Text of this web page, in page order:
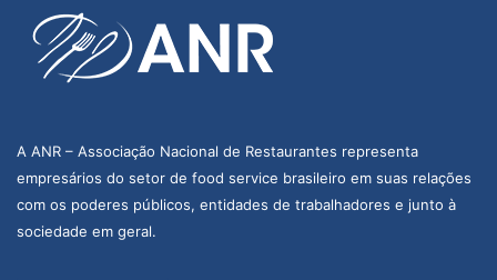
A ANR – Associação Nacional de Restaurantes representa
empresários do setor de food service brasileiro em suas relações
com os poderes públicos, entidades de trabalhadores e junto à
sociedade em geral.